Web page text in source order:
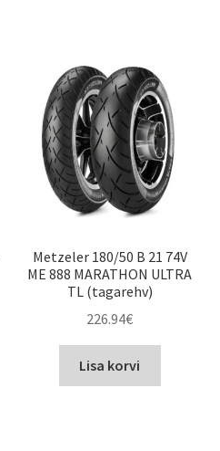
Metzeler 180/50 B 21 74V
ME 888 MARATHON ULTRA
TL (tagarehv)
226.94€
Lisa korvi